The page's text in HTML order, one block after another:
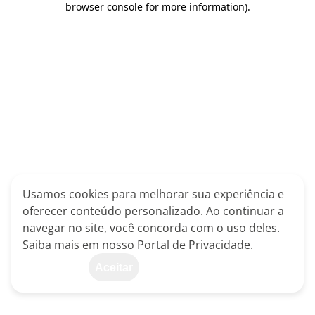
browser console for more information).
Usamos cookies para melhorar sua experiência e
oferecer conteúdo personalizado. Ao continuar a
navegar no site, você concorda com o uso deles.
Saiba mais em nosso Portal de Privacidade.